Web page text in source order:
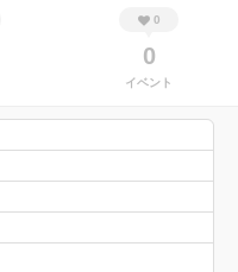
0
0
イベント